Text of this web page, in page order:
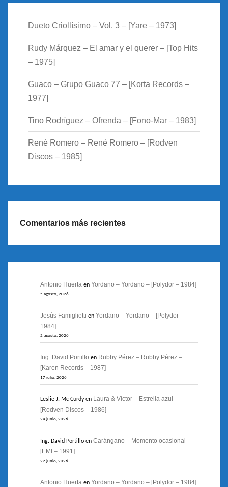
Dueto Criollísimo – Vol. 3 – [Yare – 1973]
Rudy Márquez – El amar y el querer – [Top Hits
– 1975]
Guaco – Grupo Guaco 77 – [Korta Records –
1977]
Tino Rodríguez – Ofrenda – [Fono-Mar – 1983]
René Romero – René Romero – [Rodven
Discos – 1985]
Comentarios más recientes
Antonio Huerta en Yordano – Yordano – [Polydor – 1984]
5 agosto, 2026
Jesús Famiglietti en Yordano – Yordano – [Polydor –
1984]
2 agosto, 2026
Ing. David Portillo en Rubby Pérez – Rubby Pérez –
[Karen Records – 1987]
17 julio, 2026
Leslie J. Mc Curdyen Laura & Víctor – Estrella azul –
[Rodven Discos – 1986]
24 junio, 2026
Ing. David Portillo en Carángano – Momento ocasional –
[EMI – 1991]
22 junio, 2026
Antonio Huerta en Yordano – Yordano – [Polydor – 1984]